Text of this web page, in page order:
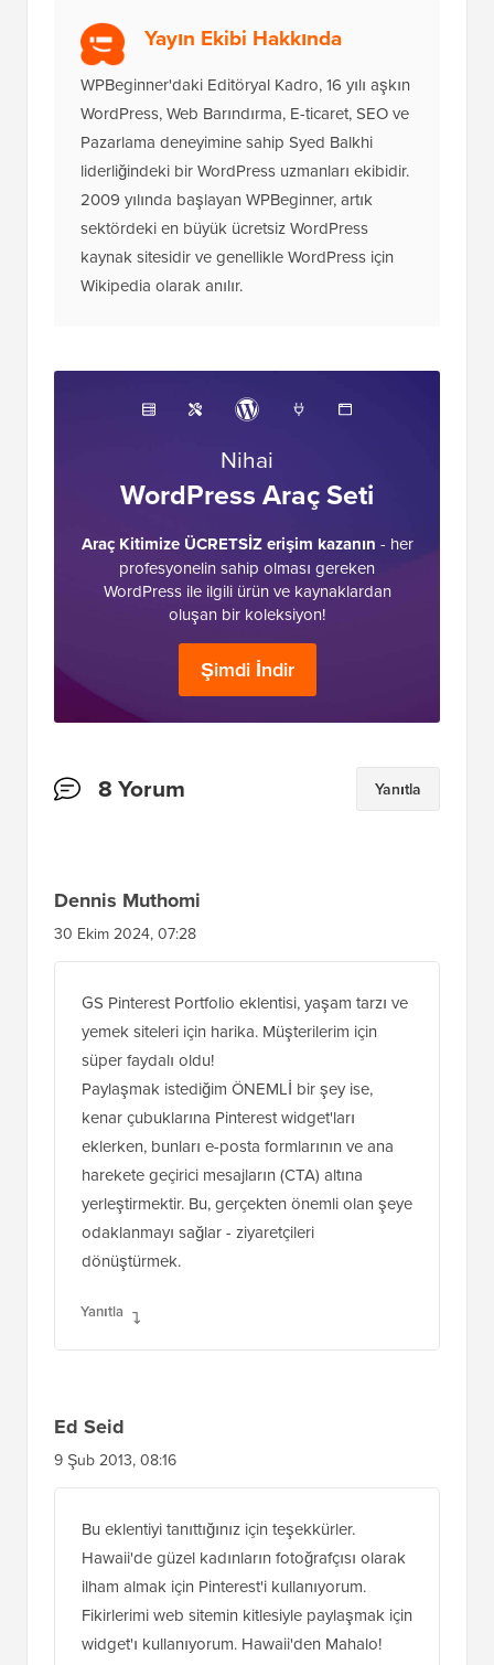
Yayın Ekibi Hakkında
WPBeginner'daki Editöryal Kadro, 16 yılı aşkın
WordPress, Web Barındırma, E-ticaret, SEO ve
Pazarlama deneyimine sahip Syed Balkhi
liderliğindeki bir WordPress uzmanları ekibidir.
2009 yılında başlayan WPBeginner, artık
sektördeki en büyük ücretsiz WordPress
kaynak sitesidir ve genellikle WordPress için
Wikipedia olarak anılır.
Nihai
WordPress Araç Seti
Araç Kitimize ÜCRETSİZ erişim kazanın - her
profesyonelin sahip olması gereken
WordPress ile ilgili ürün ve kaynaklardan
oluşan bir koleksiyon!
Şimdi İndir
Okuyucu
8 Yorum Yanıtla
Dennis Muthomi
30 Ekim 2024, 07:28
GS Pinterest Portfolio eklentisi, yaşam tarzı ve
yemek siteleri için harika. Müşterilerim için
süper faydalı oldu!
Paylaşmak istediğim ÖNEMLİ bir şey ise,
kenar çubuklarına Pinterest widget'ları
eklerken, bunları e-posta formlarının ve ana
harekete geçirici mesajların (CTA) altına
yerleştirmektir. Bu, gerçekten önemli olan şeye
odaklanmayı sağlar - ziyaretçileri
dönüştürmek.
Yanıtla
Ed Seid
9 Şub 2013, 08:16
Bu eklentiyi tanıttığınız için teşekkürler.
Hawaii'de güzel kadınların fotoğrafçısı olarak
ilham almak için Pinterest'i kullanıyorum.
Fikirlerimi web sitemin kitlesiyle paylaşmak için
widget'ı kullanıyorum. Hawaii'den Mahalo!